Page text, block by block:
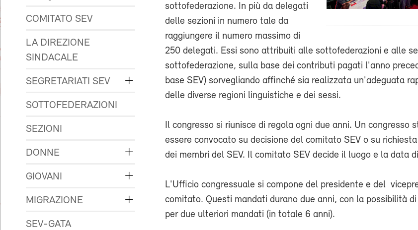
COMITATO SEV
LA DIREZIONE
SINDACALE
SEGRETARIATI SEV
SOTTOFEDERAZIONI
SEZIONI
DONNE
GIOVANI
MIGRAZIONE
SEV-GATA
sottofederazione. In più da delegati
delle sezioni in numero tale da
raggiungere il numero massimo di
250 delegati. Essi sono attribuiti alle sottofederazioni e alle
sottofederazione, sulla base dei contributi pagati l'anno
base SEV) sorvegliando affinché sia realizzata un'adeguata
delle diverse regioni linguistiche e dei sessi.
Il congresso si riunisce di regola ogni due anni. Un congresso
essere convocato su decisione del comitato SEV o su
dei membri del SEV. Il comitato SEV decide il luogo e la data
L'Ufficio congressuale si compone del presidente e del
comitato. Questi mandati durano due anni, con la possibilità
per due ulteriori mandati (in totale 6 anni).